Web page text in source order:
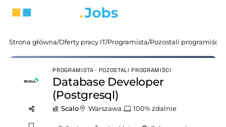
Strona główna/Oferty pracy IT/Programista/Pozostali programiści
PROGRAMISTA · POZOSTALI PROGRAMIŚCI
Database Developer
(Postgresql)
Scalo Warszawa 100% zdalnie